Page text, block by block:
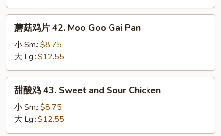
with
Peanuts
42.
Moo
Goo
Gai
Pan
蘑菇鸡片 42. Moo Goo Gai Pan
小 Sm.: $8.75
大 Lg.: $12.55
43.
Sweet
甜酸鸡 43. Sweet and Sour Chicken
小 Sm.: $8.75
大 Lg.: $12.55